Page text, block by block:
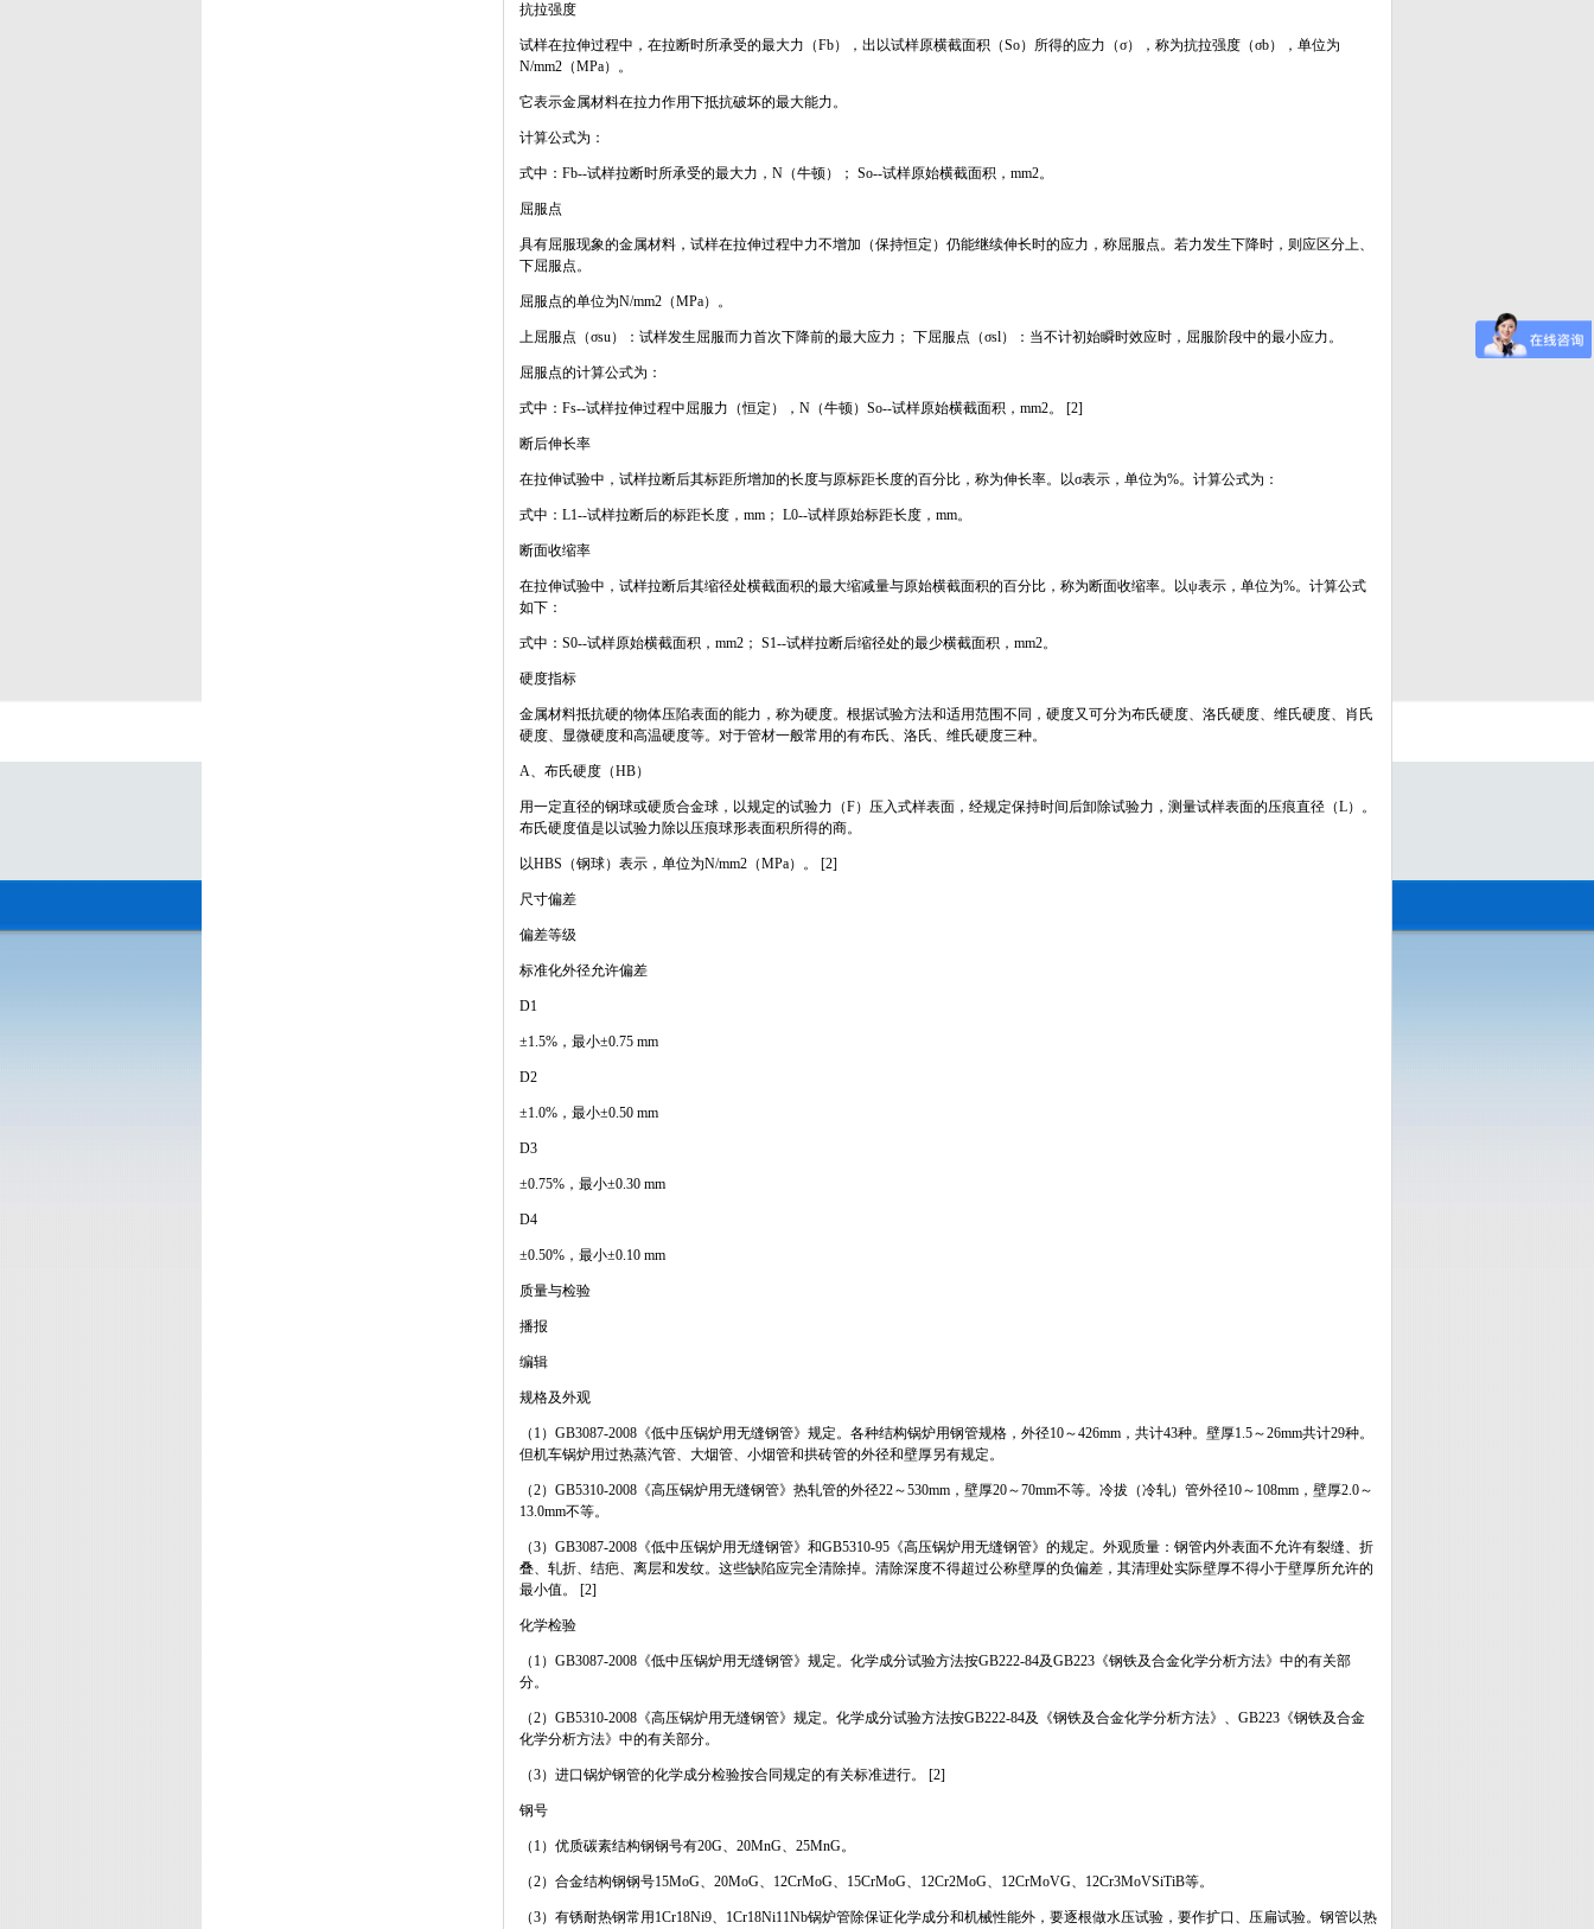
抗拉强度
试样在拉伸过程中，在拉断时所承受的最大力（Fb），出以试样原横截面积（So）所得的应力（σ），称为抗拉强度（σb），单位为
N/mm2（MPa）。
它表示金属材料在拉力作用下抵抗破坏的最大能力。
计算公式为：
式中：Fb--试样拉断时所承受的最大力，N（牛顿）； So--试样原始横截面积，mm2。
屈服点
具有屈服现象的金属材料，试样在拉伸过程中力不增加（保持恒定）仍能继续伸长时的应力，称屈服点。若力发生下降时，则应区分上、
下屈服点。
屈服点的单位为N/mm2（MPa）。
上屈服点（σsu）：试样发生屈服而力首次下降前的最大应力； 下屈服点（σsl）：当不计初始瞬时效应时，屈服阶段中的最小应力。
屈服点的计算公式为：
式中：Fs--试样拉伸过程中屈服力（恒定），N（牛顿）So--试样原始横截面积，mm2。 [2]
断后伸长率
在拉伸试验中，试样拉断后其标距所增加的长度与原标距长度的百分比，称为伸长率。以σ表示，单位为%。计算公式为：
式中：L1--试样拉断后的标距长度，mm； L0--试样原始标距长度，mm。
断面收缩率
在拉伸试验中，试样拉断后其缩径处横截面积的最大缩减量与原始横截面积的百分比，称为断面收缩率。以ψ表示，单位为%。计算公式
如下：
式中：S0--试样原始横截面积，mm2； S1--试样拉断后缩径处的最少横截面积，mm2。
硬度指标
金属材料抵抗硬的物体压陷表面的能力，称为硬度。根据试验方法和适用范围不同，硬度又可分为布氏硬度、洛氏硬度、维氏硬度、肖氏
硬度、显微硬度和高温硬度等。对于管材一般常用的有布氏、洛氏、维氏硬度三种。
A、布氏硬度（HB）
用一定直径的钢球或硬质合金球，以规定的试验力（F）压入式样表面，经规定保持时间后卸除试验力，测量试样表面的压痕直径（L）。
布氏硬度值是以试验力除以压痕球形表面积所得的商。
以HBS（钢球）表示，单位为N/mm2（MPa）。 [2]
尺寸偏差
偏差等级
标准化外径允许偏差
D1
±1.5%，最小±0.75 mm
D2
±1.0%，最小±0.50 mm
D3
±0.75%，最小±0.30 mm
D4
±0.50%，最小±0.10 mm
质量与检验
播报
编辑
规格及外观
（1）GB3087-2008《低中压锅炉用无缝钢管》规定。各种结构锅炉用钢管规格，外径10～426mm，共计43种。壁厚1.5～26mm共计29种。
但机车锅炉用过热蒸汽管、大烟管、小烟管和拱砖管的外径和壁厚另有规定。
（2）GB5310-2008《高压锅炉用无缝钢管》热轧管的外径22～530mm，壁厚20～70mm不等。冷拔（冷轧）管外径10～108mm，壁厚2.0～
13.0mm不等。
（3）GB3087-2008《低中压锅炉用无缝钢管》和GB5310-95《高压锅炉用无缝钢管》的规定。外观质量：钢管内外表面不允许有裂缝、折
叠、轧折、结疤、离层和发纹。这些缺陷应完全清除掉。清除深度不得超过公称壁厚的负偏差，其清理处实际壁厚不得小于壁厚所允许的
最小值。 [2]
化学检验
（1）GB3087-2008《低中压锅炉用无缝钢管》规定。化学成分试验方法按GB222-84及GB223《钢铁及合金化学分析方法》中的有关部
分。
（2）GB5310-2008《高压锅炉用无缝钢管》规定。化学成分试验方法按GB222-84及《钢铁及合金化学分析方法》、GB223《钢铁及合金
化学分析方法》中的有关部分。
（3）进口锅炉钢管的化学成分检验按合同规定的有关标准进行。 [2]
钢号
（1）优质碳素结构钢钢号有20G、20MnG、25MnG。
（2）合金结构钢钢号15MoG、20MoG、12CrMoG、15CrMoG、12Cr2MoG、12CrMoVG、12Cr3MoVSiTiB等。
（3）有锈耐热钢常用1Cr18Ni9、1Cr18Ni11Nb锅炉管除保证化学成分和机械性能外，要逐根做水压试验，要作扩口、压扁试验。钢管以热